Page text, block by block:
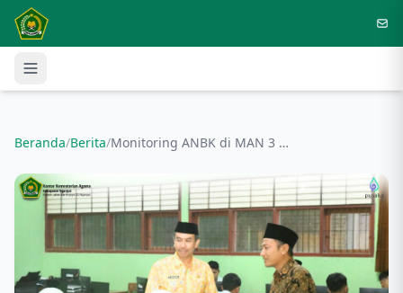
Langsung ke konten utama
Beranda/Berita/ Monitoring ANBK di MAN 3 Nganjuk, Kakankemenag Pastikan Berjalan Lancar